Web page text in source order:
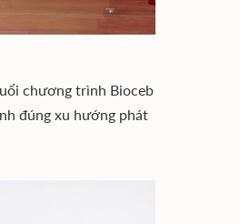
chương trình Bioceb
đúng xu hướng phát